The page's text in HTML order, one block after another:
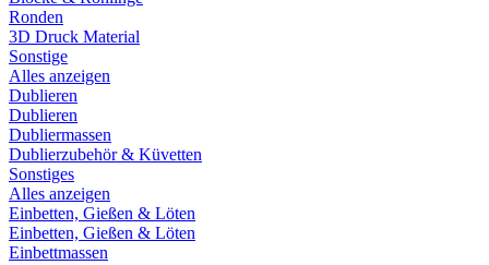
Ronden
3D Druck Material
Sonstige
Alles anzeigen
Dublieren
Dublieren
Dubliermassen
Dublierzubehör & Küvetten
Sonstiges
Alles anzeigen
Einbetten, Gießen & Löten
Einbetten, Gießen & Löten
Einbettmassen